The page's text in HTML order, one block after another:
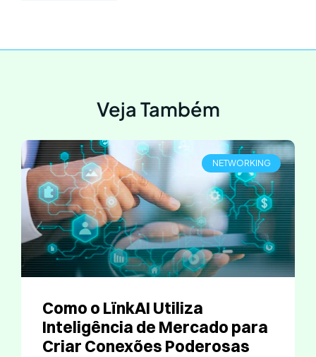
Veja Também
NETWORKING
Como o LïnkAI Utiliza
Inteligência de Mercado para
Criar Conexões Poderosas